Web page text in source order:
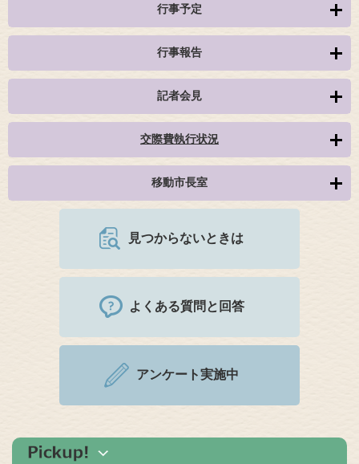
行事予定
行事報告
記者会見
交際費執行状況
移動市長室
見つからないときは
よくある質問と回答
アンケート実施中